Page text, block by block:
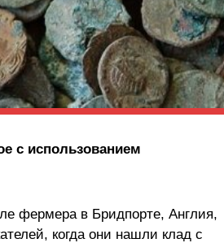
с использованием
фермера в Бридпорте, Англия,
когда они нашли клад с